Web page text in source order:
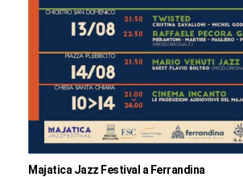
Majatica Jazz Festival a Ferrandina